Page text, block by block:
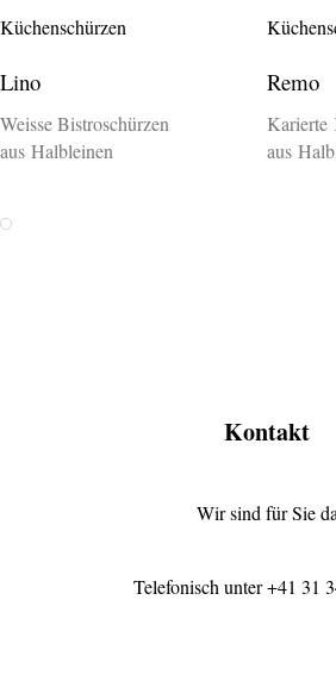
Küchenschürzen
Lino
Weisse Bistroschürzen
aus Halbleinen
Weiss
Remo
Karierte
aus
Kontakt
Wir sind für Sie da
Telefonisch unter+41 31